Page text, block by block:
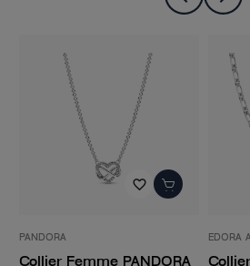
PANDORA
EDORA ARGENT CLASSIQUE
Collier Chaîne